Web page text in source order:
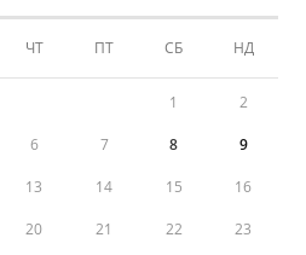
ЧТ ПТ СБ НД
1 2
6 7 8 9
13 14 15 16
20 21 22 23